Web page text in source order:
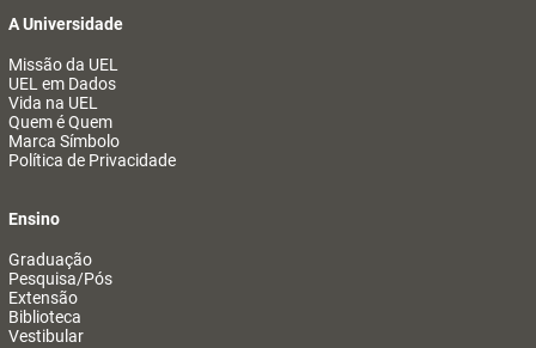
A Universidade
Missão da UEL
UEL em Dados
Vida na UEL
Quem é Quem
Marca Símbolo
Política de Privacidade
Ensino
Graduação
Pesquisa/Pós
Extensão
Biblioteca
Vestibular